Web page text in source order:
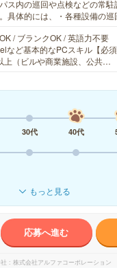
ス内の巡回や点検などの常
具体的には、・各種設備の
/ ブランクOK / 英語力不要
など基本的なPCスキル【必
上（ビルや商業施設、公共…
30代 40代
もっと見る
応募へ進む
株式会社アルファコーポレーション